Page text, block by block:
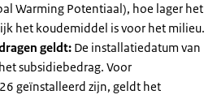
Warming Potentiaal), hoe lager het
het koudemiddel is voor het milieu.
geldt: De installatiedatum van
subsidiebedrag. Voor
geïnstalleerd zijn, geldt het